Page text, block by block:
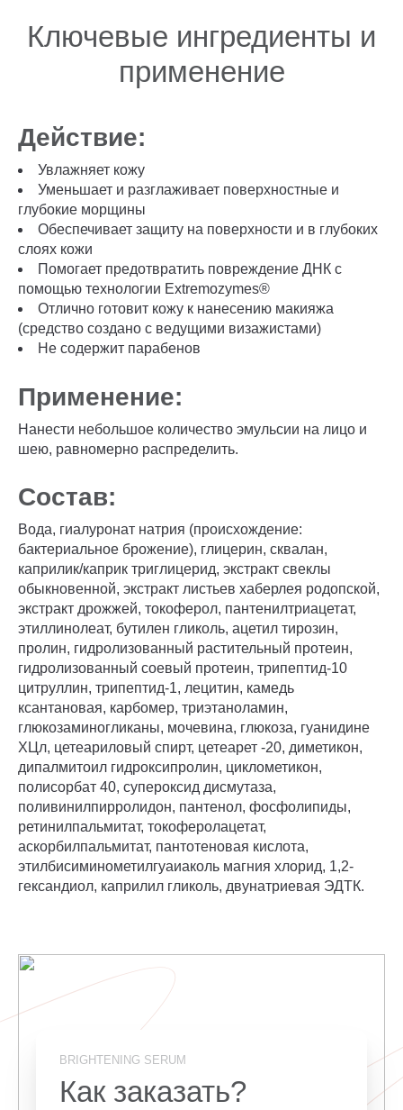
Ключевые ингредиенты и
применение
Действие:
Увлажняет кожу
Уменьшает и разглаживает поверхностные и
глубокие морщины
Обеспечивает защиту на поверхности и в глубоких
слоях кожи
Помогает предотвратить повреждение ДНК с
помощью технологии Extremozymes®
Отлично готовит кожу к нанесению макияжа
(средство создано с ведущими визажистами)
Не содержит парабенов
Применение:
Нанести небольшое количество эмульсии на лицо и
шею, равномерно распределить.
Состав:
Вода, гиалуронат натрия (происхождение:
бактериальное брожение), глицерин, сквалан,
каприлик/каприк триглицерид, экстракт свеклы
обыкновенной, экстракт листьев хаберлея родопской,
экстракт дрожжей, токоферол, пантенилтриацетат,
этиллинолеат, бутилен гликоль, ацетил тирозин,
пролин, гидролизованный растительный протеин,
гидролизованный соевый протеин, трипептид-10
цитруллин, трипептид-1, лецитин, камедь
ксантановая, карбомер, триэтаноламин,
глюкозаминогликаны, мочевина, глюкоза, гуанидине
ХЦл, цетеариловый спирт, цетеарет -20, диметикон,
дипалмитоил гидроксипролин, циклометикон,
полисорбат 40, супероксид дисмутаза,
поливинилпирролидон, пантенол, фосфолипиды,
ретинилпальмитат, токоферолацетат,
аскорбилпальмитат, пантотеновая кислота,
этилбисиминометилгуаиаколь магния хлорид, 1,2-
гександиол, каприлил гликоль, двунатриевая ЭДТК.
BRIGHTENING SERUM
Как заказать?